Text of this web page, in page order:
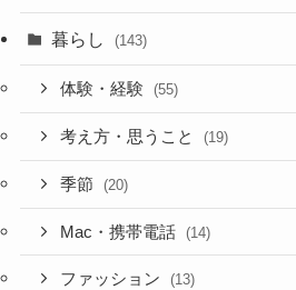
暮らし (143)
体験・経験 (55)
考え方・思うこと (19)
季節 (20)
Mac・携帯電話 (14)
ファッション (13)